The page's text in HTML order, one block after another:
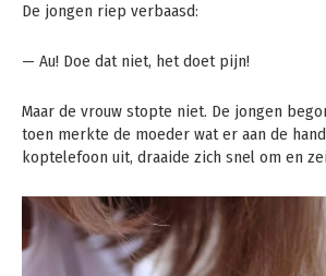
De jongen riep verbaasd:
— Au! Doe dat niet, het doet pijn!
Maar de vrouw stopte niet. De jongen
toen merkte de moeder wat er aan de
koptelefoon uit, draaide zich snel om en